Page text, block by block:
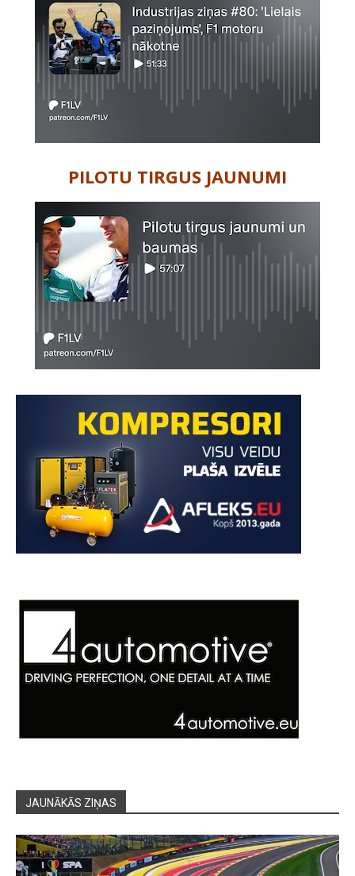
PILOTU TIRGUS JAUNUMI
JAUNĀKĀS ZIŅAS